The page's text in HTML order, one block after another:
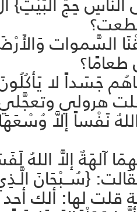
السَّموات
جَسَداً لا يَأكُلُونَ}
هرولي
نَفْساً إلاَّ وُسْعَهَا}
إلاَّ اللهُ
{سُــبْحَانَ
قلت لها: ألك